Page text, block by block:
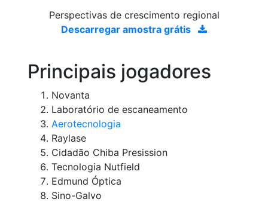
Perspectivas de crescimento regional
Descarregar amostra grátis
Principais jogadores
Novanta
Laboratório de escaneamento
Aerotecnologia
Raylase
Cidadão Chiba Presission
Tecnologia Nutfield
Edmund Óptica
Sino-Galvo